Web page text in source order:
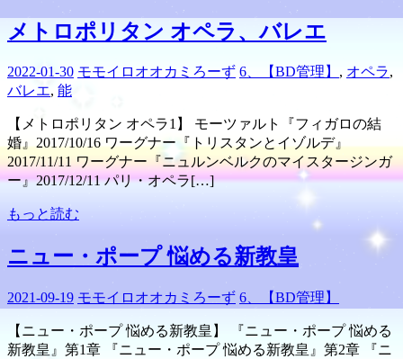
メトロポリタン オペラ、バレエ
2022-01-30 モモイロオオカミろーず 6、【BD管理】 , オペラ,
バレエ, 能
【メトロポリタン オペラ1】 モーツァルト『フィガロの結
婚』2017/10/16 ワーグナー『トリスタンとイゾルデ』
2017/11/11 ワーグナー『ニュルンベルクのマイスタージンガ
ー』2017/12/11 パリ・オペラ[…]
もっと読む
ニュー・ポープ 悩める新教皇
2021-09-19 モモイロオオカミろーず 6、【BD管理】
【ニュー・ポープ 悩める新教皇】 『ニュー・ポープ 悩める
新教皇』第1章 『ニュー・ポープ 悩める新教皇』第2章 『ニ